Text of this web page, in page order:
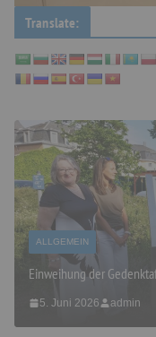
Translate:
ALLGEMEIN
Einweihung der
5. Juni 2026 admin